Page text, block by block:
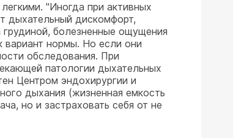
"Иногда при активных
дыхательный дискомфорт,
болезненные ощущения
вариант нормы. Но если они
обследования. При
патологии дыхательных
Центром эндохирургии и
дыхания (жизненная емкость
но и застраховать себя от не